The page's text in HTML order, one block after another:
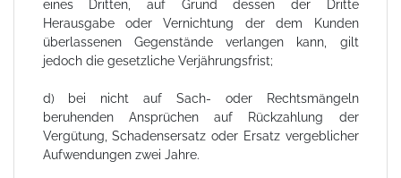
eines Dritten, auf Grund dessen der Dritte
Herausgabe oder Vernichtung der dem Kunden
überlassenen Gegenstände verlangen kann, gilt
jedoch die gesetzliche Verjährungsfrist;
d) bei nicht auf Sach- oder Rechtsmängeln
beruhenden Ansprüchen auf Rückzahlung der
Vergütung, Schadensersatz oder Ersatz vergeblicher
Aufwendungen zwei Jahre.